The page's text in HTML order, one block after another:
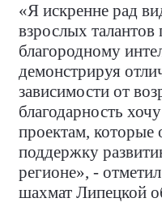
«Я искренне рад
взрослых
благородному
демонстрируя
зависимости от
благодарность
проектам,
поддержку
регионе», -
шахмат Липецкой